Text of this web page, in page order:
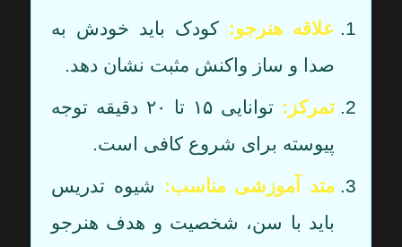
علاقه هنرجو: کودک باید خودش به
صدا و ساز واکنش مثبت نشان دهد.
تمرکز:
توانایی ۱۵ تا ۲۰ دقیقه توجه
پیوسته برای شروع کافی است.
متد آموزشی مناسب:
شیوه تدریس
باید با سن، شخصیت و هدف هنرجو